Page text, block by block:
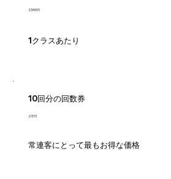
2,500円
1クラスあたり
10回分の回数券
2万円
常連客にとって最もお得な価格